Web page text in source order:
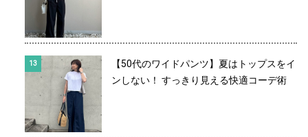
【50代のワイドパンツ】夏はトップスをイ
ンしない！ すっきり見える快適コーデ術